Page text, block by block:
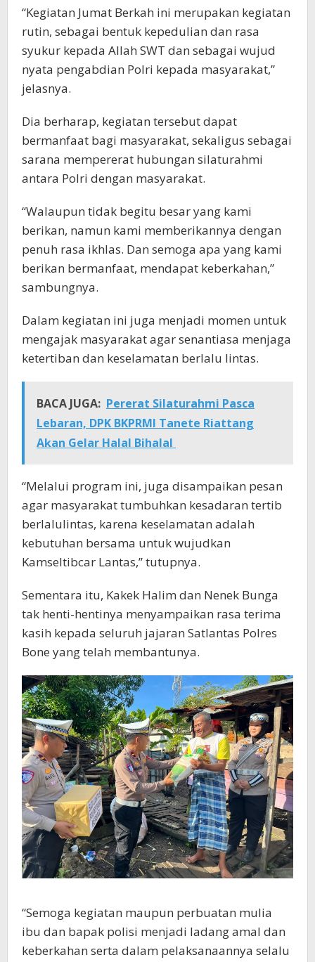
“Kegiatan Jumat Berkah ini merupakan kegiatan
rutin, sebagai bentuk kepedulian dan rasa
syukur kepada Allah SWT dan sebagai wujud
nyata pengabdian Polri kepada masyarakat,”
jelasnya.
Dia berharap, kegiatan tersebut dapat
bermanfaat bagi masyarakat, sekaligus sebagai
sarana mempererat hubungan silaturahmi
antara Polri dengan masyarakat.
“Walaupun tidak begitu besar yang kami
berikan, namun kami memberikannya dengan
penuh rasa ikhlas. Dan semoga apa yang kami
berikan bermanfaat, mendapat keberkahan,”
sambungnya.
Dalam kegiatan ini juga menjadi momen untuk
mengajak masyarakat agar senantiasa menjaga
ketertiban dan keselamatan berlalu lintas.
BACA JUGA: Pererat Silaturahmi Pasca
Lebaran, DPK BKPRMI Tanete Riattang
Akan Gelar Halal Bihalal
“Melalui program ini, juga disampaikan pesan
agar masyarakat tumbuhkan kesadaran tertib
berlalulintas, karena keselamatan adalah
kebutuhan bersama untuk wujudkan
Kamseltibcar Lantas,” tutupnya.
Sementara itu, Kakek Halim dan Nenek Bunga
tak henti-hentinya menyampaikan rasa terima
kasih kepada seluruh jajaran Satlantas Polres
Bone yang telah membantunya.
“Semoga kegiatan maupun perbuatan mulia
ibu dan bapak polisi menjadi ladang amal dan
keberkahan serta dalam pelaksanaannya selalu